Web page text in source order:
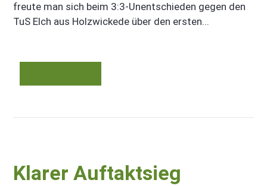
freute man sich beim 3:3-Unentschieden gegen den
TuS Elch aus Holzwickede über den ersten...
Klarer Auftaktsieg